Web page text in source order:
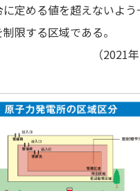
定める値を超えないよ
限する区域である。
（2021